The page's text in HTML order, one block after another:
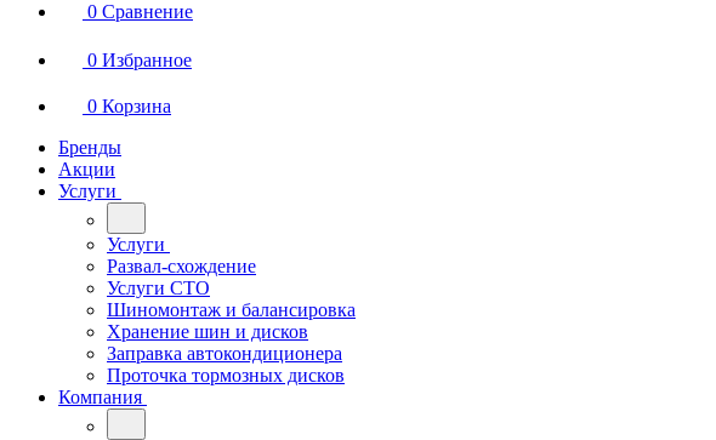
0 Сравнение
0 Избранное
0 Корзина
Бренды
Акции
Услуги
Услуги
Развал-схождение
Услуги СТО
Шиномонтаж и балансировка
Хранение шин и дисков
Заправка автокондиционера
Проточка тормозных дисков
Компания